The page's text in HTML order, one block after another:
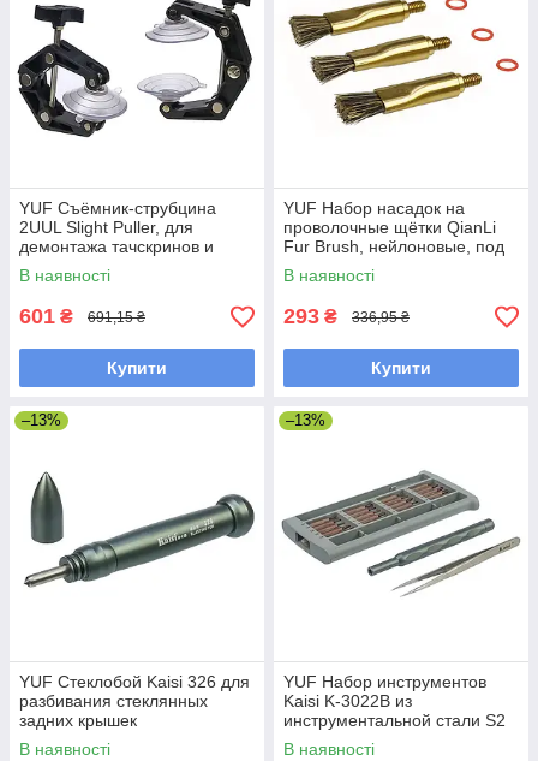
YUF Съёмник-струбцина
2UUL Slight Puller, для
демонтажа тачскринов и
дисплейных модулей,
комплект 2 шт, рабочий ход
В наявності
601 ₴ 691,15 ₴
Купити
YUF Набор насадок на
проволочные щётки QianLi
Fur Brush, нейлоновые, под
ручки с цанговыми зажимами
QianLi и Mega-Idea (3 шт)
В наявності
293 ₴ 336,95 ₴
Купити
–13%
YUF Стеклобой Kaisi 326 для
разбивания стеклянных
задних крышек
В наявності
–13%
YUF Набор инструментов
Kaisi K-3022B из
инструментальной стали S2
(ручка, 20 бит, пинцет)
В наявності